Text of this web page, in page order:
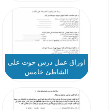
اوراق عمل درس حوت على
الشاطئ خامس